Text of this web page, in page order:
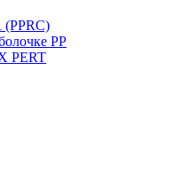
(PPRC)
PP
PERT